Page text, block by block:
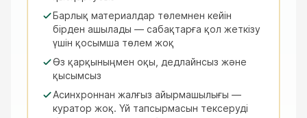
Барлық материалдар төлемнен кейін
бірден ашылады — сабақтарға қол жеткізу
үшін қосымша төлем жоқ
Өз қарқыныңмен оқы, дедлайнсыз және
қысымсыз
Асинхроннан жалғыз айырмашылығы —
куратор жоқ. Үй тапсырмасын тексеруді